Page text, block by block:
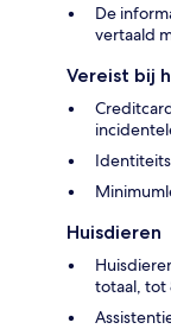
De
vertaald
Vereist bij
Huisdieren
totaal, tot